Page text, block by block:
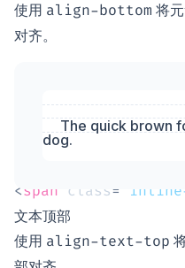
使用 align-bottom 将
对齐。
The quick brown
dog.
<span class=
文本顶部
使用 align-text-top